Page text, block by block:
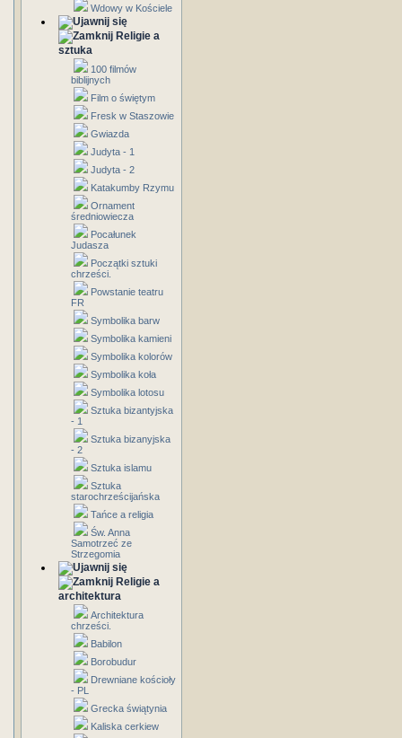
Wdowy w Kościele
Religie a
sztuka
100 filmów
biblijnych
Film o świętym
Fresk w Staszowie
Gwiazda
Judyta - 1
Judyta - 2
Katakumby Rzymu
Ornament
średniowiecza
Pocałunek
Judasza
Początki sztuki
chrześci.
Powstanie teatru
FR
Symbolika barw
Symbolika kamieni
Symbolika kolorów
Symbolika koła
Symbolika lotosu
Sztuka bizantyjska
- 1
Sztuka bizanyjska
- 2
Sztuka islamu
Sztuka
starochrześcijańska
Tańce a religia
Św. Anna
Samotrzeć ze
Strzegomia
Religie a
architektura
Architektura
chrześci.
Babilon
Borobudur
Drewniane kościoły
- PL
Grecka świątynia
Kaliska cerkiew